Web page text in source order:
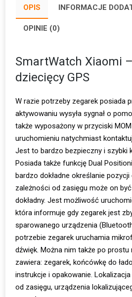
OPIS INFORMACJE
OPINIE (0)
SmartWatch Xiaomi
dziecięcy GPS
W razie potrzeby zegarek posiada
aktywowaniu wysyła sygnał o
także wyposażony w przyciski
uruchomieniu natychmiast
Jest to bardzo bezpieczny i szybki
Posiada także funkcję Dual
bardzo dokładne określanie
zależności od zasięgu może on
dokładny. Jest możliwość
która informuje gdy zegarek jest
sparowanego urządzenia
potrzebie zegarek uruchamia
dźwięk. Można nim także po
zawiera: zegarek, końcówkę do
instrukcje i opakowanie.
od zasięgu, urządzenia